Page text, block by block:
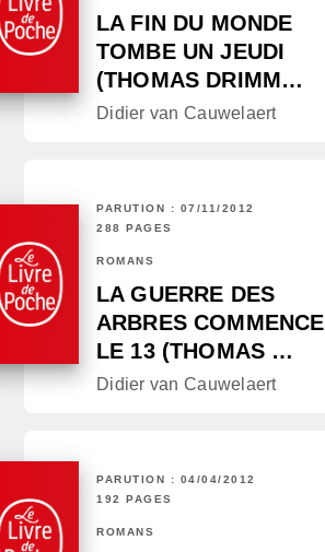
LA FIN DU MONDE
TOMBE UN JEUDI
(THOMAS DRIMM…
Didier van Cauwelaert
PARUTION : 07/11/2012
288 PAGES
ROMANS
LA GUERRE DES
ARBRES COMMENCE
LE 13 (THOMAS …
Didier van Cauwelaert
PARUTION : 04/04/2012
192 PAGES
ROMANS